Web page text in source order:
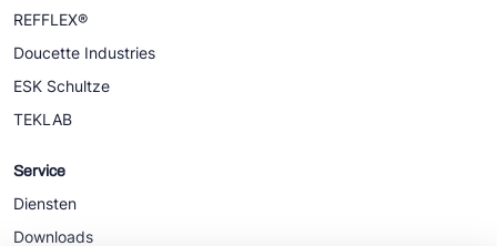
REFFLEX®
Doucette Industries
ESK Schultze
TEKLAB
Service
Diensten
Downloads